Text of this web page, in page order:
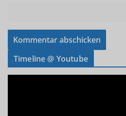
Timeline @ Youtube